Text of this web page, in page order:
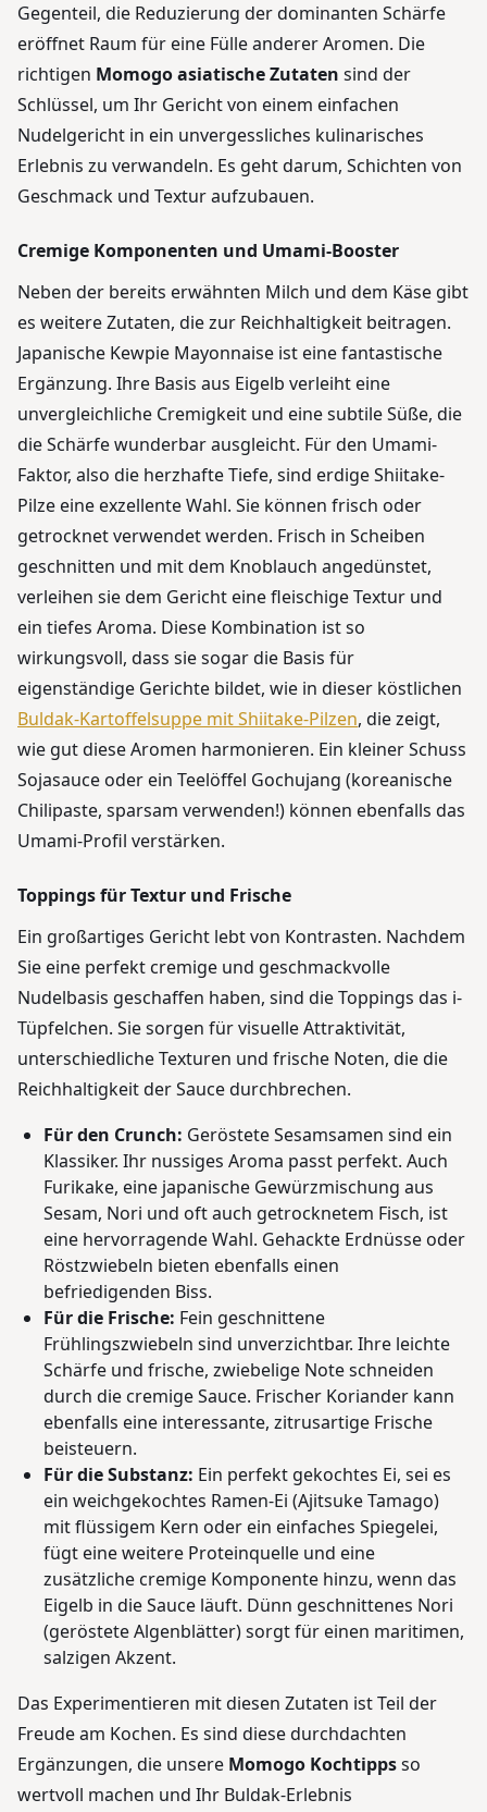
Gegenteil, die Reduzierung der dominanten Schärfe
eröffnet Raum für eine Fülle anderer Aromen. Die
richtigen Momogo asiatische Zutaten sind der
Schlüssel, um Ihr Gericht von einem einfachen
Nudelgericht in ein unvergessliches kulinarisches
Erlebnis zu verwandeln. Es geht darum, Schichten von
Geschmack und Textur aufzubauen.
Cremige Komponenten und Umami-Booster
Neben der bereits erwähnten Milch und dem Käse gibt
es weitere Zutaten, die zur Reichhaltigkeit beitragen.
Japanische Kewpie Mayonnaise ist eine fantastische
Ergänzung. Ihre Basis aus Eigelb verleiht eine
unvergleichliche Cremigkeit und eine subtile Süße, die
die Schärfe wunderbar ausgleicht. Für den Umami-
Faktor, also die herzhafte Tiefe, sind erdige Shiitake-
Pilze eine exzellente Wahl. Sie können frisch oder
getrocknet verwendet werden. Frisch in Scheiben
geschnitten und mit dem Knoblauch angedünstet,
verleihen sie dem Gericht eine fleischige Textur und
ein tiefes Aroma. Diese Kombination ist so
wirkungsvoll, dass sie sogar die Basis für
eigenständige Gerichte bildet, wie in dieser köstlichen
Buldak-Kartoffelsuppe mit Shiitake-Pilzen, die zeigt,
wie gut diese Aromen harmonieren. Ein kleiner Schuss
Sojasauce oder ein Teelöffel Gochujang (koreanische
Chilipaste, sparsam verwenden!) können ebenfalls das
Umami-Profil verstärken.
Toppings für Textur und Frische
Ein großartiges Gericht lebt von Kontrasten. Nachdem
Sie eine perfekt cremige und geschmackvolle
Nudelbasis geschaffen haben, sind die Toppings das i-
Tüpfelchen. Sie sorgen für visuelle Attraktivität,
unterschiedliche Texturen und frische Noten, die die
Reichhaltigkeit der Sauce durchbrechen.
Für den Crunch: Geröstete Sesamsamen sind ein
Klassiker. Ihr nussiges Aroma passt perfekt. Auch
Furikake, eine japanische Gewürzmischung aus
Sesam, Nori und oft auch getrocknetem Fisch, ist
eine hervorragende Wahl. Gehackte Erdnüsse oder
Röstzwiebeln bieten ebenfalls einen
befriedigenden Biss.
Für die Frische: Fein geschnittene
Frühlingszwiebeln sind unverzichtbar. Ihre leichte
Schärfe und frische, zwiebelige Note schneiden
durch die cremige Sauce. Frischer Koriander kann
ebenfalls eine interessante, zitrusartige Frische
beisteuern.
Für die Substanz: Ein perfekt gekochtes Ei, sei es
ein weichgekochtes Ramen-Ei (Ajitsuke Tamago)
mit flüssigem Kern oder ein einfaches Spiegelei,
fügt eine weitere Proteinquelle und eine
zusätzliche cremige Komponente hinzu, wenn das
Eigelb in die Sauce läuft. Dünn geschnittenes Nori
(geröstete Algenblätter) sorgt für einen maritimen,
salzigen Akzent.
Das Experimentieren mit diesen Zutaten ist Teil der
Freude am Kochen. Es sind diese durchdachten
Ergänzungen, die unsere Momogo Kochtippsso
wertvoll machen und Ihr Buldak-Erlebnis